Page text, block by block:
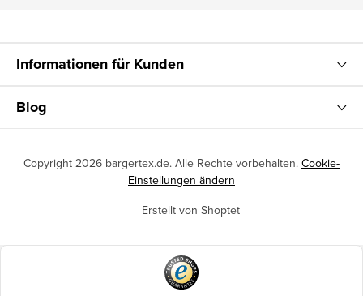
Informationen für Kunden
Blog
Erstellt von Shoptet
Copyright 2026 bargertex.de. Alle Rechte vorbehalten. Cookie-
Einstellungen ändern